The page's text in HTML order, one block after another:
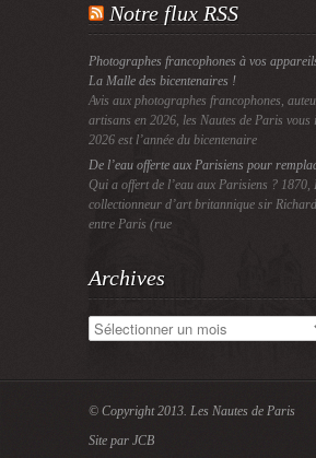
Notre flux RSS
Photographes francophones à vos
La Malle des bicentenaires !
Avis aux photographes francophones,
artisans en 2026, les Nautes de Paris vous
2026 est l’année du bicentenaire
De l’eau offerte aux Parisiens pour
Qui a offert de l’eau aux Parisiens ? 1870,
collectionneur d’art britannique sir
entre Paris (rue
Archives
Archives
© Copyright 2013. Les Nautes de Paris
Site par JCB